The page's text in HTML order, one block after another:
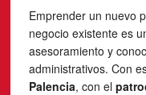
Emprender un nuevo
negocio existente es
asesoramiento y
administrativos. Con
Palencia, con el